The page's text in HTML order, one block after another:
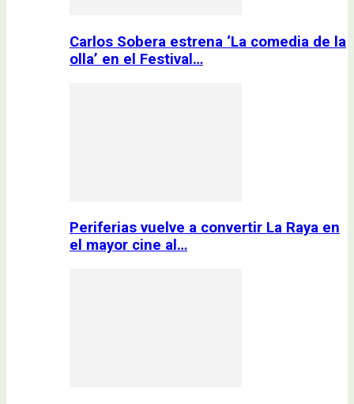
Carlos Sobera estrena ‘La comedia de la
olla’ en el Festival…
Periferias vuelve a convertir La Raya en
el mayor cine al…